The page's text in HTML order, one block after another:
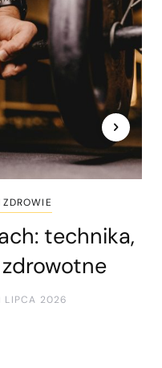
technika,
LIPCA 2026